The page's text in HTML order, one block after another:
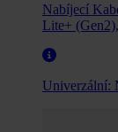
Nabíjecí
Lite+
Univerzální: